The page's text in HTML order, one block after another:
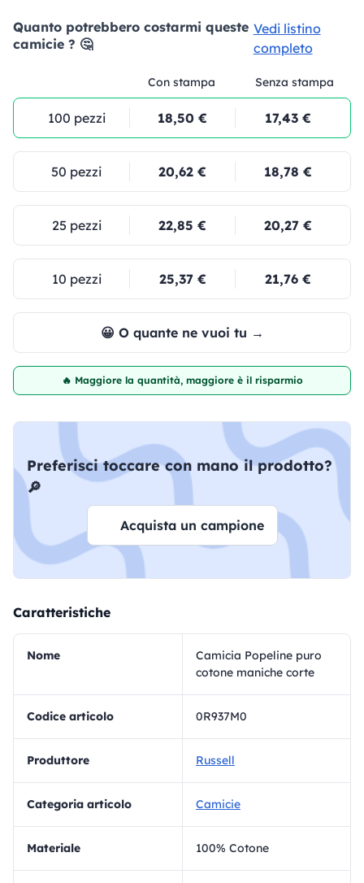
Quanto potrebbero costarmi queste
camicie ? 🤔
Vedi listino
completo
Con stampa Senza stampa
100 pezzi 18,50 € 17,43 €
50 pezzi 20,62 € 18,78 €
25 pezzi 22,85 € 20,27 €
10 pezzi 25,37 € 21,76 €
😀 O quante ne vuoi tu →
🔥 Maggiore la quantità, maggiore è il risparmio
Preferisci toccare con mano il prodotto?
🔎
Acquista un campione
Caratteristiche
Nome
Camicia Popeline puro
cotone maniche corte
Codice articolo 0R937M0
Produttore Russell
Categoria articolo Camicie
materiale 100% Cotone